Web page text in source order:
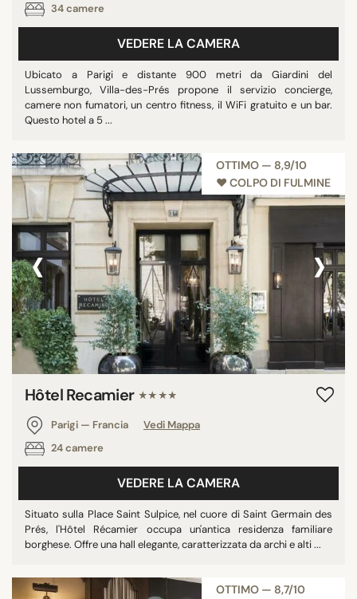
34 camere
VEDERE LA CAMERA
Ubicato a Parigi e distante 900 metri da Giardini del
Lussemburgo, Villa-des-Prés propone il servizio concierge,
camere non fumatori, un centro fitness, il WiFi gratuito e un bar.
Questo hotel a 5 ...
OTTIMO — 8,9/10
♥︎ COLPO DI FULMINE
‹ ›
Hôtel Recamier ★★★★
Parigi — Francia
Vedi Mappa
24 camere
VEDERE LA CAMERA
Situato sulla Place Saint Sulpice, nel cuore di Saint Germain des
Prés, l'Hôtel Récamier occupa un'antica residenza familiare
borghese. Offre una hall elegante, caratterizzata da archi e alti ...
OTTIMO — 8,7/10